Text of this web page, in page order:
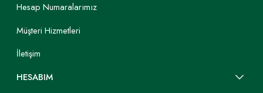
Hesap Numaralarımız
Müşteri Hizmetleri
İletişim
HESABIM